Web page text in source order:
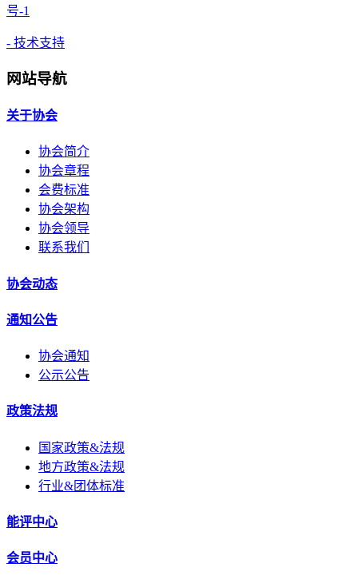
号-1
- 技术支持
网站导航
关于协会
协会简介
协会章程
会费标准
协会架构
协会领导
联系我们
协会动态
通知公告
协会通知
公示公告
政策法规
国家政策&法规
地方政策&法规
行业&团体标准
能评中心
会员中心